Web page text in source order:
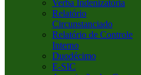
Verba Indenizatória
Relatório
Circunstanciado
Relatório de Controle
Interno
Duodécimo
E-SIC